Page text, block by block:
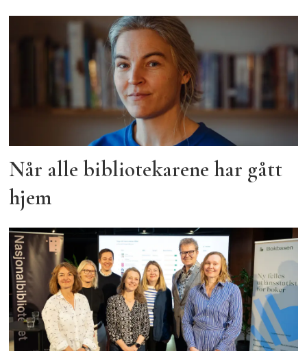
Når alle bibliotekarene har gått
hjem